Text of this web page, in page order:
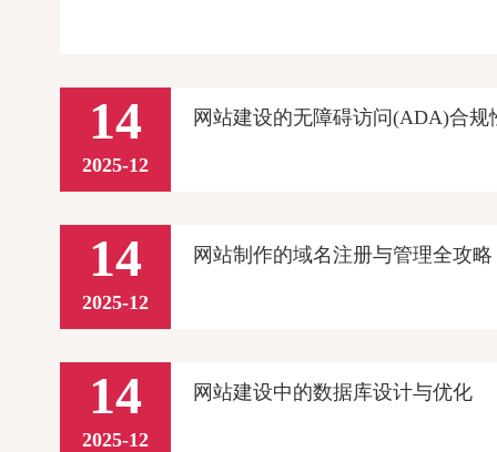
14
2025-12
网站建设的无障碍访问(ADA)合规
14
2025-12
网站制作的域名注册与管理全攻略
14
2025-12
网站建设中的数据库设计与优化